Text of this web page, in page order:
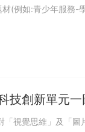
(例如:青少年服務-
技創新單元